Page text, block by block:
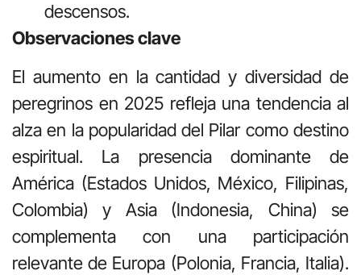
descensos.
Observaciones clave
El aumento en la cantidad y diversidad de
peregrinos en 2025 refleja una tendencia al
alza en la popularidad del Pilar como destino
espiritual. La presencia dominante de
América (Estados Unidos, México, Filipinas,
Colombia) y Asia (Indonesia, China) se
complementa con una participación
relevante de Europa (Polonia, Francia, Italia).